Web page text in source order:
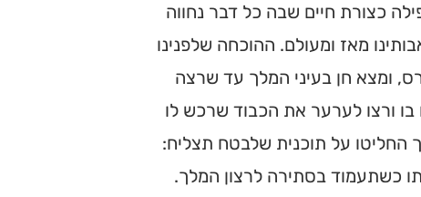
כצורת חיים שבה כל דבר נחווה
מאז ומעולם. ההוכחה שלפנינו
ומצא חן בעיני המלך עד שרצה
ורצו לערער את הכבוד שרכש לו
החליטו על תוכנית שלבטח תצליח:
כשתעמוד בסתירה לרצון המלך.